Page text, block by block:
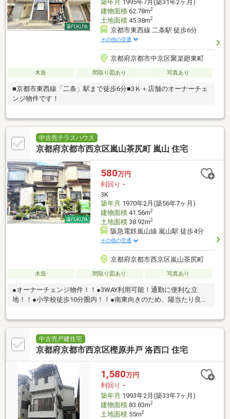
築年月 1995年7月(築31年2ヶ月)
建物面積62.78m2
土地面積45.38m2
京都市東西線 二条駅 徒歩6分
その他の交通
京都府京都市中京区聚楽廻東町
木造 間取り図あり 写真あり
■京都市東西線「二条」駅まで徒歩6分■3Ｋ＋店舗のオーナーチェ
ンジ物件です！
中古売テラスハウス
京都府京都市西京区嵐山茶尻町 嵐山 住宅
580万円
利回り -
3K
築年月 1970年2月(築56年7ヶ月)
建物面積41.56m2
土地面積38.92m2
阪急電鉄嵐山線 嵐山駅 徒歩4分
その他の交通
京都府京都市西京区嵐山茶尻町
木造 間取り図あり 写真あり
●オーナーチェンジ物件！！●3WAY利用可能！通勤に便利な立
地！！●小学校徒歩10分圏内！！●南東向きのため、陽当たり良
中古売戸建住宅
京都府京都市西京区樫原井戸 洛西口 住宅
1,580万円
利回り -
築年月 1993年2月(築33年7ヶ月)
建物面積83.83m2
土地面積55m2